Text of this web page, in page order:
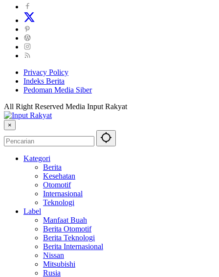
Privacy Policy
Indeks Berita
Pedoman Media Siber
All Right Reserved Media Input Rakyat
×
Kategori
Berita
Kesehatan
Otomotif
Internasional
Teknologi
Label
Manfaat Buah
Berita Otomotif
Berita Teknologi
Berita Internasional
Nissan
Mitsubishi
Rusia